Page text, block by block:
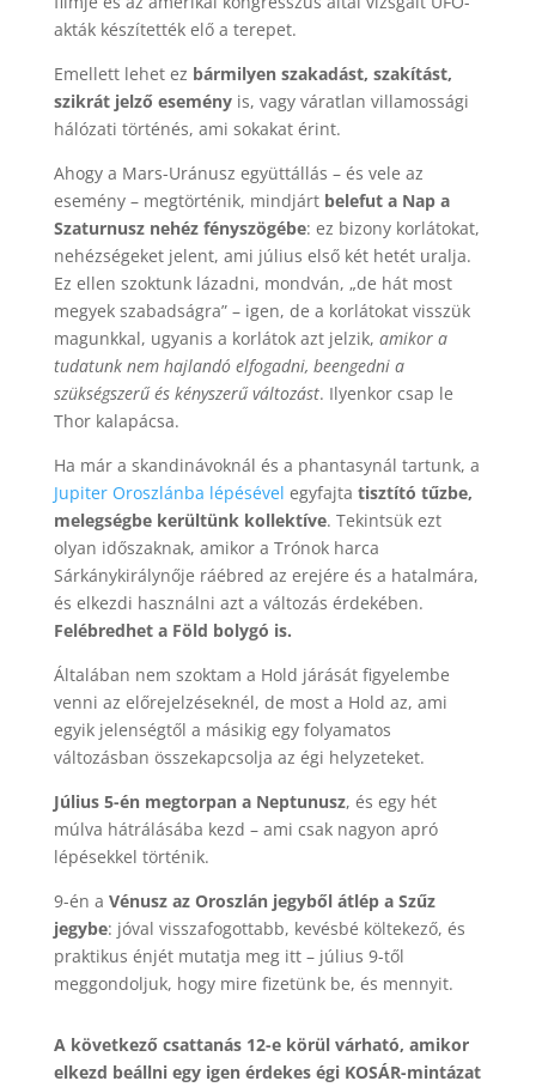
akták készítették elő a terepet.
Emellett lehet ez bármilyen szakadást, szakítást,
szikrát jelző eseményis, vagy váratlan villamossági
hálózati történés, ami sokakat érint.
Ahogy a Mars-Uránusz együttállás – és vele az
esemény – megtörténik, mindjárt belefut a Nap a
Szaturnusz nehéz fényszögébe: ez bizony korlátokat,
nehézségeket jelent, ami július első két hetét uralja.
Ez ellen szoktunk lázadni, mondván, „de hát most
megyek szabadságra” – igen, de a korlátokat visszük
magunkkal, ugyanis a korlátok azt jelzik, amikor a
tudatunk nem hajlandó elfogadni, beengedni a
szükségszerű és kényszerű változást. Ilyenkor csap le
Thor kalapácsa.
Ha már a skandinávoknál és a phantasynál tartunk, a
Jupiter Oroszlánba lépésével egyfajta tisztító tűzbe,
melegségbe kerültünk kollektíve. Tekintsük ezt
olyan időszaknak, amikor a Trónok harca
Sárkánykirálynője ráébred az erejére és a hatalmára,
és elkezdi használni azt a változás érdekében.
Felébredhet a Föld bolygó is.
Általában nem szoktam a Hold járását figyelembe
venni az előrejelzéseknél, de most a Hold az, ami
egyik jelenségtől a másikig egy folyamatos
változásban összekapcsolja az égi helyzeteket.
Július 5-én megtorpan a Neptunusz, és egy hét
múlva hátrálásába kezd – ami csak nagyon apró
lépésekkel történik.
9-én a Vénusz az Oroszlán jegyből átlép a Szűz
jegybe: jóval visszafogottabb, kevésbé költekező, és
praktikus énjét mutatja meg itt – július 9-től
meggondoljuk, hogy mire fizetünk be, és mennyit.
A következő csattanás 12-e körül várható, amikor
elkezd beállni egy igen érdekes égi KOSÁR-mintázat